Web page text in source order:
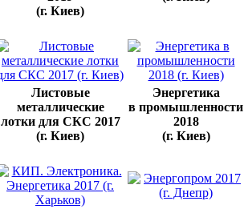
(г. Киев)
Листовые
металлические
лотки для СКС 2017
(г. Киев)
Энергетика
в промышленности
2018
(г. Киев)